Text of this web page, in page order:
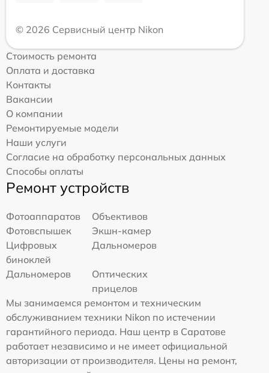
© 2026 Сервисный центр Nikon
Стоимость ремонта
Оплата и доставка
Контакты
Вакансии
О компании
Ремонтируемые модели
Наши услуги
Согласие на обработку персональных данных
Способы оплаты
Ремонт устройств
Фотоаппаратов
Объективов
Фотовспышек
Экшн-камер
Цифровых
биноклей
Дальномеров
Дальномеров
Оптических
прицелов
Мы занимаемся ремонтом и техническим
обслуживанием техники Nikon по истечении
гарантийного периода. Наш центр в Саратове
работает независимо и не имеет официальной
авторизации от производителя. Цены на ремонт,